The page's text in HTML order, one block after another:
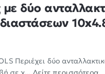
δύο
Περιέχει δύο